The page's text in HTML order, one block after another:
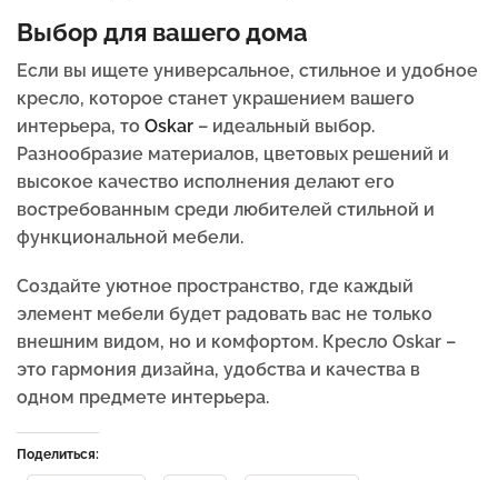
Выбор для вашего дома
Если вы ищете универсальное, стильное и удобное
кресло, которое станет украшением вашего
интерьера, то Oskar – идеальный выбор.
Разнообразие материалов, цветовых решений и
высокое качество исполнения делают его
востребованным среди любителей стильной и
функциональной мебели.
Создайте уютное пространство, где каждый
элемент мебели будет радовать вас не только
внешним видом, но и комфортом. Кресло Oskar –
это гармония дизайна, удобства и качества в
одном предмете интерьера.
Поделиться: